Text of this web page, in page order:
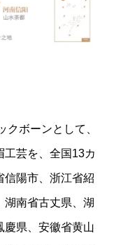
ボーンとして、
工芸を、全国13カ
信陽市、浙江省紹
湖南省古丈県、湖
慶県、安徽省黄山